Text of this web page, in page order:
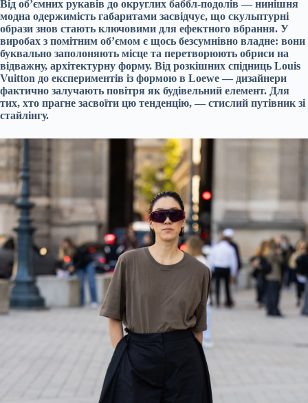
Від об’ємних рукавів до округлих баббл-подолів — нинішня
модна одержимість габаритами засвідчує, що скульптурні
образи знов стають ключовими для ефектного вбрання. У
виробах з помітним об’ємом є щось безсумнівно владне: вони
буквально заполоняють місце та перетворюють обриси на
відважну, архітектурну форму. Від розкішних спідниць Louis
Vuitton до експериментів із формою в Loewe — дизайнери
фактично залучають повітря як будівельний елемент. Для
тих, хто прагне засвоїти цю тенденцію, — стислий путівник зі
стайлінгу.